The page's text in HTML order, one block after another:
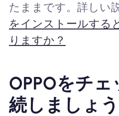
たままです。詳しい
をインストールする
りますか？
OPPOをチ
続しましょう